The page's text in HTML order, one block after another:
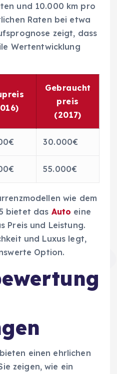
und 10.000 km pro
Raten bei etwa
zeigt, dass
Wertentwicklung
Gebraucht
preis
(2017)
30.000€
55.000€
wie dem
bietet das Auto eine
Preis und Leistung.
und Luxus legt,
Option.
einen ehrlichen
zeigen, wie ein